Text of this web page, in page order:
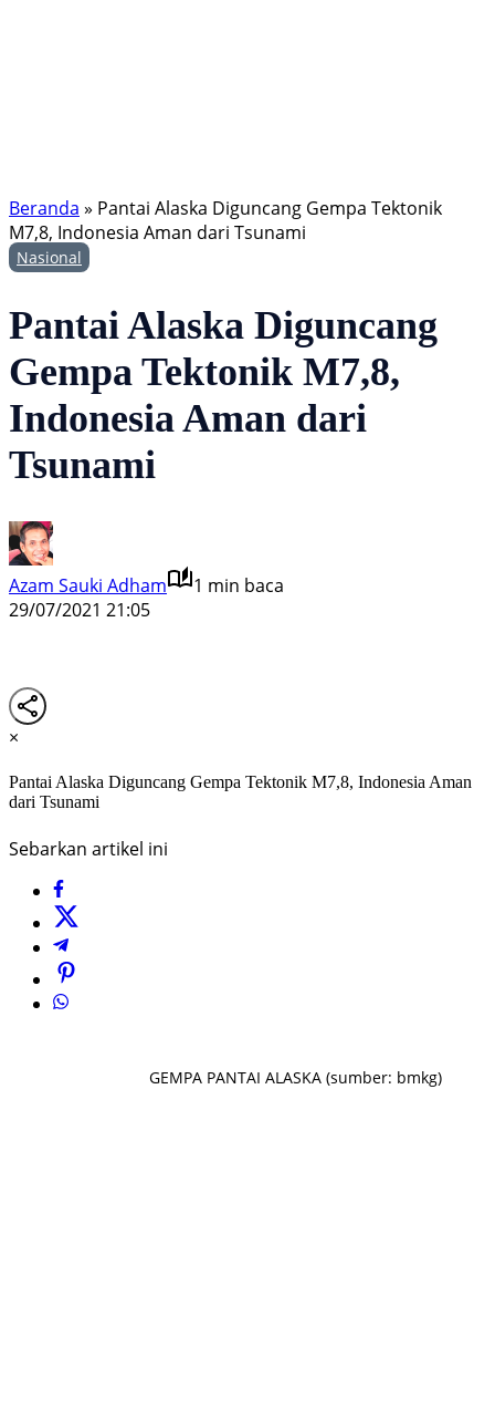
Beranda » Pantai Alaska Diguncang Gempa Tektonik
M7,8, Indonesia Aman dari Tsunami
Nasional
Pantai Alaska Diguncang
Gempa Tektonik M7,8,
Indonesia Aman dari
Tsunami
Azam Sauki Adham
1 min baca
29/07/2021 21:05
×
Pantai Alaska Diguncang Gempa Tektonik M7,8, Indonesia Aman
dari Tsunami
Sebarkan artikel ini
GEMPA PANTAI ALASKA (sumber: bmkg)